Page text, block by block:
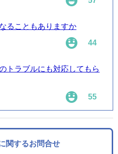
ることもありますか
44
トラブルにも対応してもら
55
関するお問合せ